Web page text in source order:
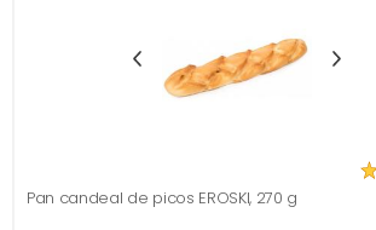
Pan candeal de picos EROSKI, 270 g